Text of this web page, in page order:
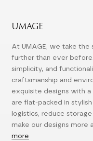
UMAGE
At UMAGE, we take the
further than ever
simplicity, and
craftsmanship and
exquisite designs with
are flat-packed in
logistics, reduce
make our designs more
more